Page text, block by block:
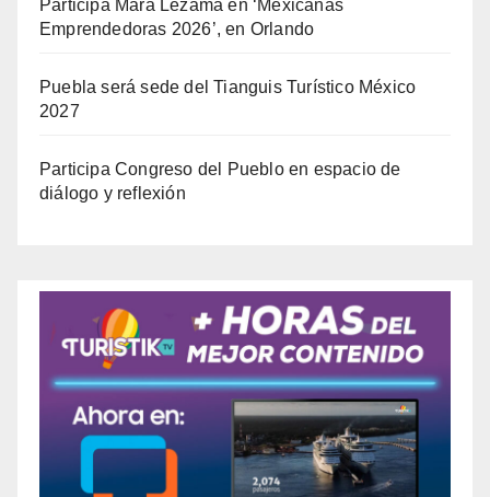
Participa Mara Lezama en ‘Mexicanas
Emprendedoras 2026’, en Orlando
Puebla será sede del Tianguis Turístico México
2027
Participa Congreso del Pueblo en espacio de
diálogo y reflexión